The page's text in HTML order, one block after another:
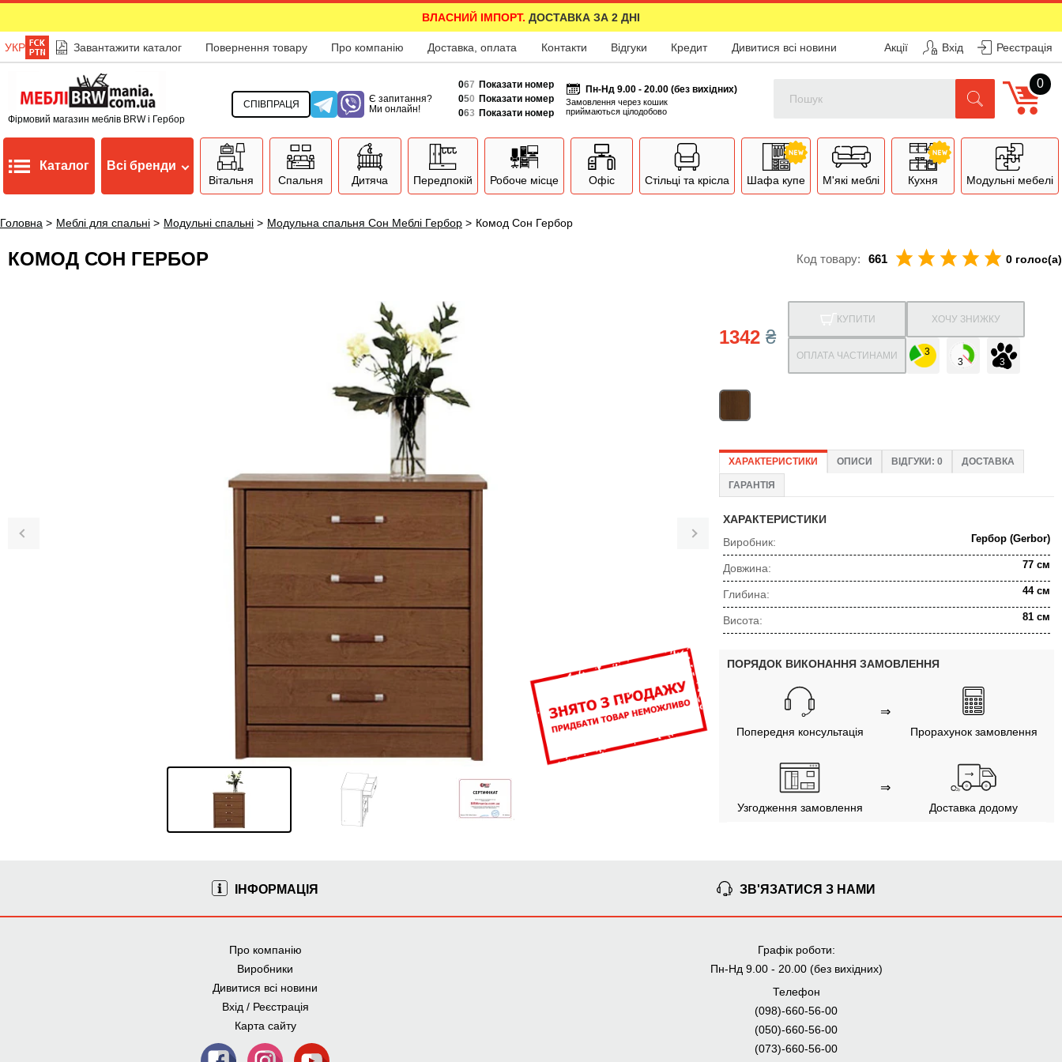
ВЛАСНИЙ ІМПОРТ. ДОСТАВКА ЗА 2 ДНІ
УКР Завантажити каталог Повернення товару Про компанію Доставка, оплата Контакти Відгуки Кредит Дивитися всі новини Акції Вхід Реєстрація
Фірмовий магазин меблів BRW і Гербор
СПІВПРАЦЯ
Є запитання?
Ми онлайн!
067 Показати номер
050 Показати номер
063 Показати номер
Пн-Нд 9.00 - 20.00 (без вихідних)
Замовлення через кошик
приймаються цілодобово
0
Каталог Всі бренди
Вітальня Спальня Дитяча Передпокій Робоче місце Офіс Стільці та крісла Шафа купе М'які меблі Кухня Модульні мебелі
Головна > Меблі для спальні > Модульні спальні > Модульна спальня Сон Меблі Гербор > Комод Сон Гербор
КОМОД СОН ГЕРБОР Код товару: 661 0 голос(а)
1342₴
КУПИТИ ХОЧУ ЗНИЖКУ
ОПЛАТА ЧАСТИНАМИ
ХАРАКТЕРИСТИКИ ОПИСИ ВІДГУКИ: 0 ДОСТАВКА
ГАРАНТІЯ
ХАРАКТЕРИСТИКИ
Виробник:
Гербор (Gerbor)
Довжина: 77 см
Глибина: 44 см
Висота: 81 см
ПОРЯДОК ВИКОНАННЯ ЗАМОВЛЕННЯ
Попередня консультація
⇒
Прорахунок замовлення
Узгодження замовлення
⇒
Доставка додому
ЧОМУ КУПУЮТЬ НА
МЕБЛІ НА БУДЬ ЯКИЙ
СМАК
СПЛАЧУЙ АВАНС, А
РЕШТУ ПРИ
ОТРИМАННІ
ЗБІРКА МЕБЛІВ
ІНФОРМАЦІЯ
Про компанію
Виробники
Дивитися всі новини
Вхід / Реєстрація
Карта сайту
ЗВ'ЯЗАТИСЯ З НАМИ
Графік роботи:
Пн-Нд 9.00 - 20.00 (без вихідних)
Телефон
(098)-660-56-00
(050)-660-56-00
(073)-660-56-00